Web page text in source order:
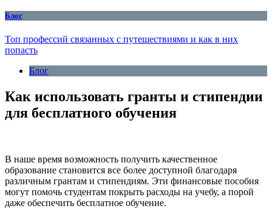
Блог
Топ профессий связанных с путешествиями и как в них
попасть
Блог
Как использовать гранты и стипендии
для бесплатного обучения
В наше время возможность получить качественное
образование становится все более доступной благодаря
различным грантам и стипендиям. Эти финансовые пособия
могут помочь студентам покрыть расходы на учебу, а порой
даже обеспечить бесплатное обучение.